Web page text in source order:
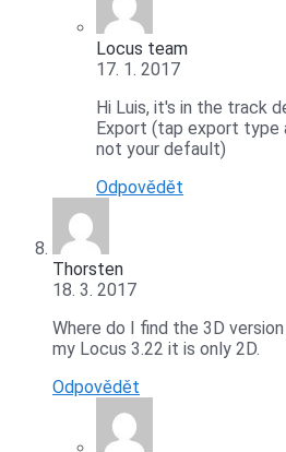
Locus team
17. 1. 2017
Hi Luis, it's in the track
Export (tap export type
not your default)
Odpovědět
Thorsten
18. 3. 2017
Where do I find the 3D
my Locus 3.22 it is only 2D.
Odpovědět